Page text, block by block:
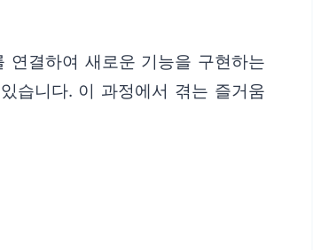
결하여 새로운 기능을 구현하는
습니다. 이 과정에서 겪는 즐거움